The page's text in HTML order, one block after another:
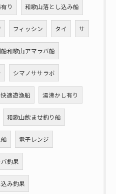
り 和歌山落とし込み船
フィッシン タイ サ
和歌山アマラバ船
シマノササラボ
適遊漁船 湯沸かし有り
和歌山飲ませ釣り船
電子レンジ
釣果
み釣果